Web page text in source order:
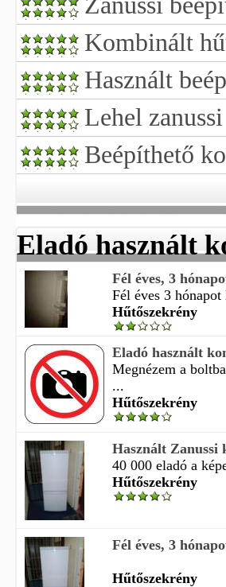
Kombinált
Használt
Lehel
Beépíthető
Eladó használt
Fél éves, 3
Fél éves 3
Hűtőszekrény
Eladó használt
Megnézem a
...
Hűtőszekrény
Használt Zanussi
40 000 eladó a
Hűtőszekrény
Fél éves, 3
Hűtőszekrény